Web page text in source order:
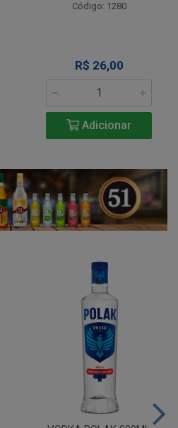
Código: 1280
R$ 26,00
Adicionar